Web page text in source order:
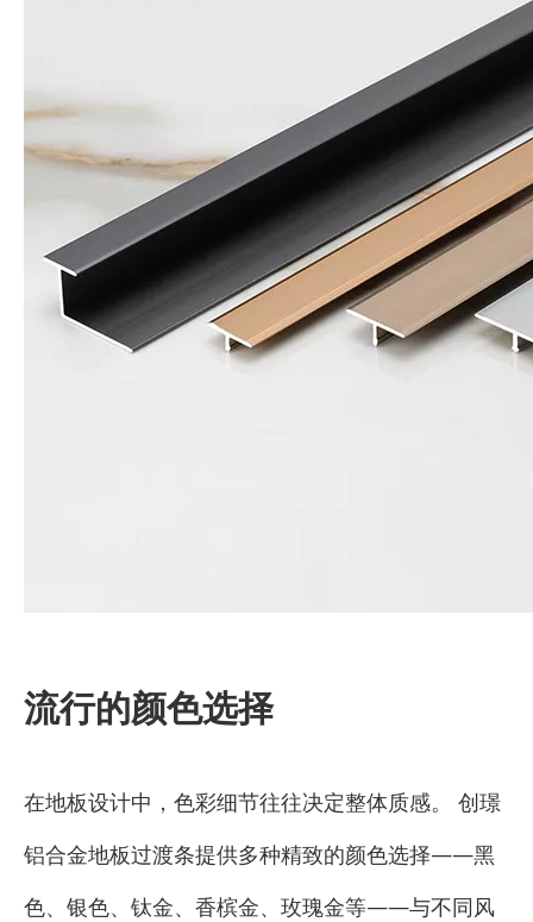
流行的颜色选择
在地板设计中，色彩细节往往决定整体质感。 创璟
铝合金地板过渡条提供多种精致的颜色选择——黑
色、银色、钛金、香槟金、玫瑰金等——与不同风